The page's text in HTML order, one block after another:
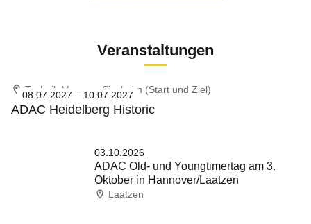
Veranstaltungen
08.07.2027 – 10.07.2027
Technik Museum Sinsheim (Start und Ziel)
ADAC Heidelberg Historic
03.10.2026
Laatzen
ADAC Old- und Youngtimertag am 3.
Oktober in Hannover/Laatzen